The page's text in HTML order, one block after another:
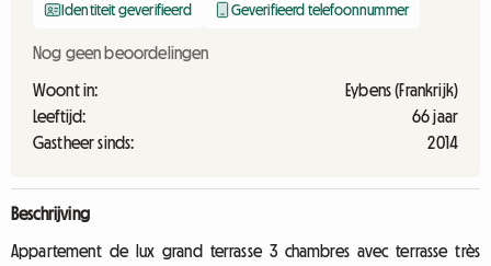
Identiteit geverifieerd Geverifieerd telefoonnummer
Nog geen beoordelingen
Woont in:
Eybens (Frankrijk)
Leeftijd:
66 jaar
Gastheer sinds:
2014
Beschrijving
Appartement de lux grand terrasse 3 chambres avec terrasse très